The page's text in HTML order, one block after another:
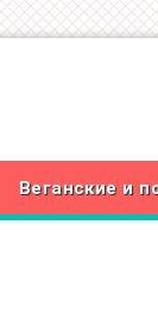
Веганские и